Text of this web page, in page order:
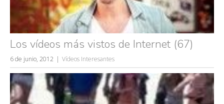
Los vídeos más vistos de Internet (67)
6 de junio, 2012 Vídeos Interesantes